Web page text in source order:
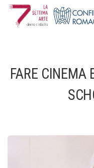
FARE CINEMA